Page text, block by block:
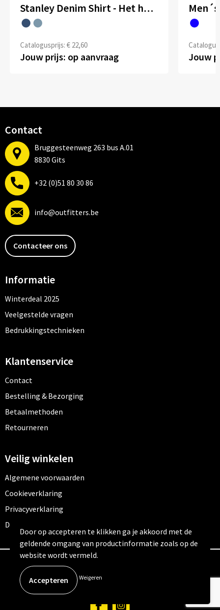
Stanley Denim Shirt - Het heren overhemd van denim
Catalogusprijs: € 22,60
Jouw prijs: op aanvraag Jouw
Contact
Bruggesteenweg 263 bus A.01
8830 Gits
+32 (0)51 80 30 86
info@outfitters.be
Contacteer ons
Informatie
Winterdeal 2025
Veelgestelde vragen
Bedrukkingstechnieken
Klantenservice
Contact
Bestelling & Bezorging
Betaalmethoden
Retourneren
Veilig winkelen
Algemene voorwaarden
Cookieverklaring
Privacyverklaring
Disclaimer
© Copyright Outfitters 2026
Door op accepteren te klikken ga je akkoord met de
geldende omgang van productinformatie zoals op de
website wordt vermeld.
Weigeren